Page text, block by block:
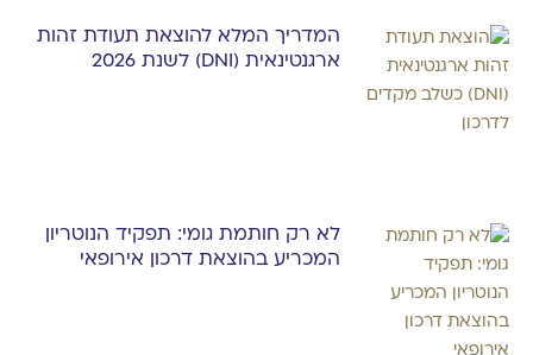
המדריך המלא להוצאת תעודת זהות
ארגנטינאית (DNI) לשנת 2026
לא רק חותמת גומי: תפקיד הנוטריון
המכריע בהוצאת דרכון אירופאי